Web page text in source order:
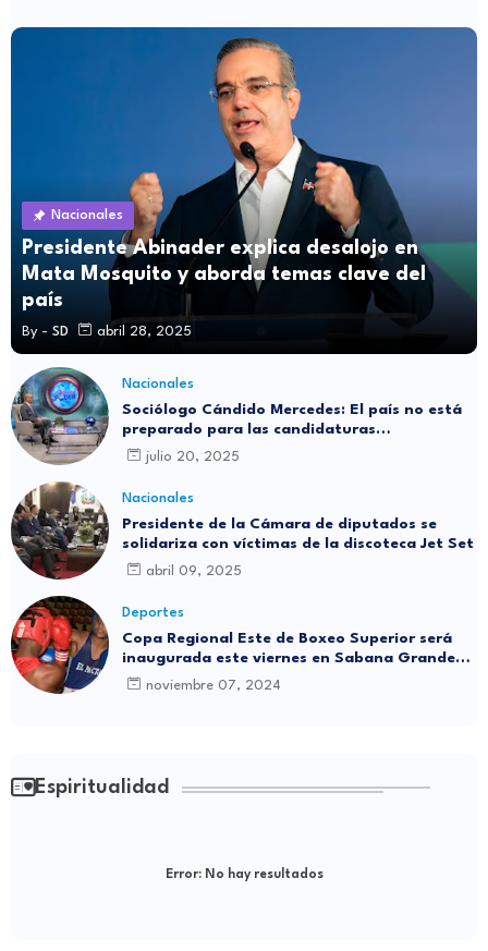
Nacionales
Presidente Abinader explica desalojo en
Mata Mosquito y aborda temas clave del
país
By - SD abril 28, 2025
Nacionales
Sociólogo Cándido Mercedes: El país no está
preparado para las candidaturas
independientes
julio 20, 2025
Nacionales
Presidente de la Cámara de diputados se
solidariza con víctimas de la discoteca Jet Set
abril 09, 2025
Deportes
Copa Regional Este de Boxeo Superior será
inaugurada este viernes en Sabana Grande
de Boyá
noviembre 07, 2024
Espiritualidad
Error:No hay resultados